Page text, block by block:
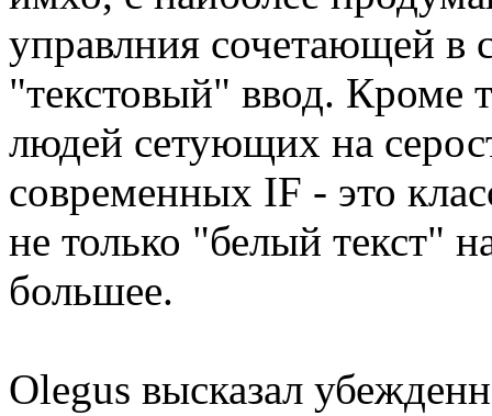
управлния сочетающей
"текстовый" ввод. Кроме
людей сетующих на
современных IF - это
не только "белый текст"
большее.
Olegus высказал